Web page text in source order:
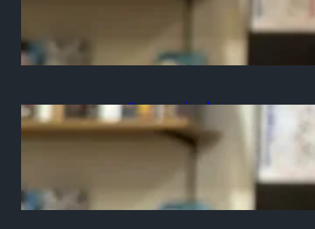
「オーディン」入荷のお知ら
Game-arrived
2025/10/02
「禁足地」で遊べるようにな
りました！